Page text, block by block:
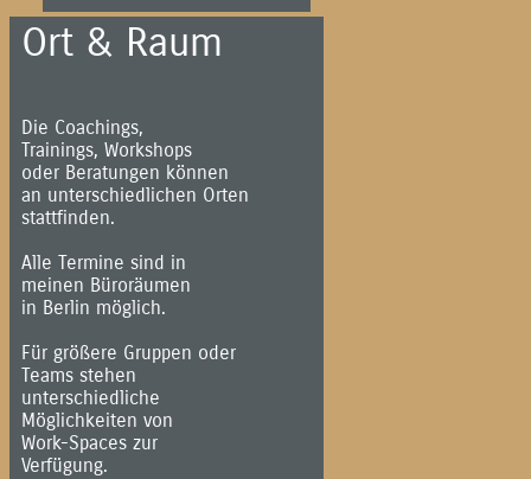
Ort & Raum
Die Coachings,
Trainings, Workshops
oder Beratungen können
an unterschiedlichen Orten
stattfinden.
Alle Termine sind in
meinen Büroräumen
in Berlin möglich.
Für größere Gruppen oder
Teams stehen
unterschiedliche
Möglichkeiten von
Work-Spaces zur
Verfügung.